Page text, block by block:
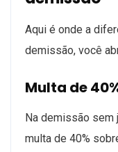
Aqui é onde a
demissão, você
Multa de
Na demissão sem
multa de 40%